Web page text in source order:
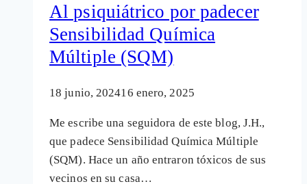
Al psiquiátrico por padecer
Sensibilidad Química
Múltiple (SQM)
18 junio, 202416 enero, 2025
Me escribe una seguidora de este blog, J.H.,
que padece Sensibilidad Química Múltiple
(SQM). Hace un año entraron tóxicos de sus
vecinos en su casa…